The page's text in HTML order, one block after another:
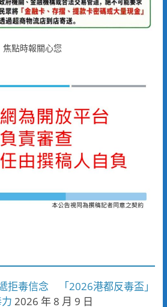
焦點時報關心您
拒毒信念 「2026港都反毒盃」
2026 年 8 月 9 日